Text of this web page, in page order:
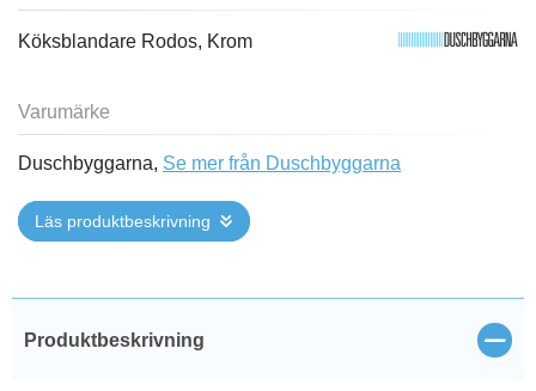
Köksblandare Rodos, Krom
Varumärke
Duschbyggarna, Se mer från Duschbyggarna
Läs produktbeskrivning
Produktbeskrivning Stäng